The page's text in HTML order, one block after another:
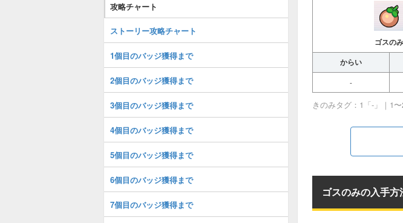
ゴスのみ
からい
-
きのみタグ：1「-」｜1
ゴスのみの入手方
攻略チャート
ストーリー攻略チャート
1個目のバッジ獲得まで
2個目のバッジ獲得まで
3個目のバッジ獲得まで
4個目のバッジ獲得まで
5個目のバッジ獲得まで
6個目のバッジ獲得まで
7個目のバッジ獲得まで